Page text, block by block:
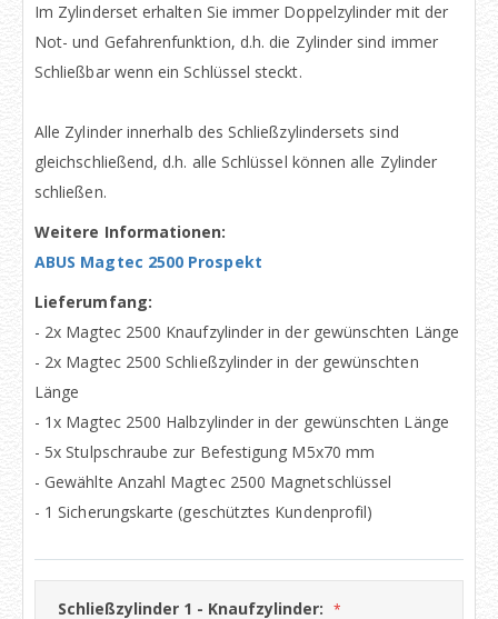
Im Zylinderset erhalten Sie immer Doppelzylinder mit der
Not- und Gefahrenfunktion, d.h. die Zylinder sind immer
Schließbar wenn ein Schlüssel steckt.
Alle Zylinder innerhalb des Schließzylindersets sind
gleichschließend, d.h. alle Schlüssel können alle Zylinder
schließen.
Weitere Informationen:
ABUS Magtec 2500 Prospekt
Lieferumfang:
- 2x Magtec 2500 Knaufzylinder in der gewünschten Länge
- 2x Magtec 2500 Schließzylinder in der gewünschten
Länge
- 1x Magtec 2500 Halbzylinder in der gewünschten Länge
- 5x Stulpschraube zur Befestigung M5x70 mm
- Gewählte Anzahl Magtec 2500 Magnetschlüssel
- 1 Sicherungskarte (geschütztes Kundenprofil)
Schließzylinder 1 - Knaufzylinder: